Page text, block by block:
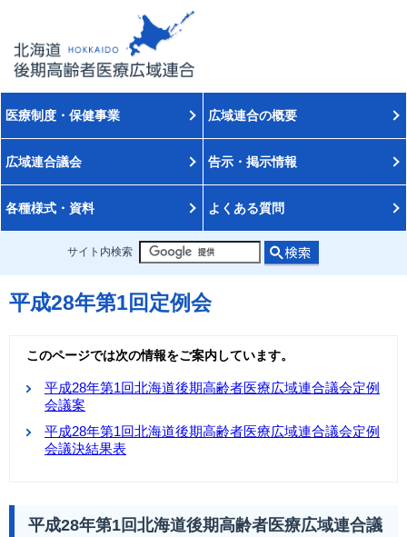
医療制度・保健事業 広域連合の概要
広域連合議会 告示・掲示情報
各種様式・資料 よくある質問
サイト内検索
平成28年第1回定例会
このページでは次の情報をご案内しています。
平成28年第1回北海道後期高齢者医療広域連合議会定例
会議案
平成28年第1回北海道後期高齢者医療広域連合議会定例
会議決結果表
平成28年第1回北海道後期高齢者医療広域連合議